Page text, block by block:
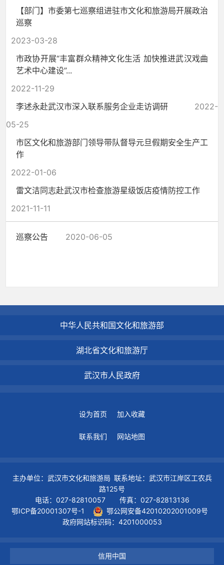
【部门】市委第七巡察组进驻市文化和旅游局开展政治
巡察
2023-03-28
市政协开展“丰富群众精神文化生活 加快推进武汉戏曲
艺术中心建设”...
2022-11-29
李述永赴武汉市深入联系服务企业走访调研
2022-
05-25
市区文化和旅游部门领导带队督导元旦假期安全生产工
作
2022-01-06
雷文洁同志赴武汉市检查旅游星级饭店疫情防控工作
2021-11-11
巡察公告 2020-06-05
中华人民共和国文化和旅游部
湖北省文化和旅游厅
武汉市人民政府
设为首页 加入收藏
联系我们 网站地图
主办单位：武汉市文化和旅游局 联系地址：武汉市江岸区工农兵
路125号
电话：027-82810057 传真：027-82813136
鄂ICP备20001307号-1
鄂公网安备42010202001009号
政府网站标识码：4201000053
信用中国